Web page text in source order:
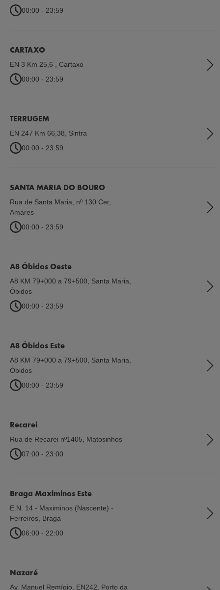
00:00 - 23:59
CARTAXO
EN 3 Km 25,6
Cartaxo
00:00 - 23:59
TERRUGEM
EN 247 Km 66,38
Sintra
00:00 - 23:59
SANTA MARIA DO BOURO
Rua de Santa Maria, nº 130 Cer,
Amares
00:00 - 23:59
A8 Óbidos Oeste
A8 KM 79+000 a 79+500, Santa Maria
Óbidos
00:00 - 23:59
A8 Óbidos Este
A8 KM 79+000 a 79+500, Santa Maria
Óbidos
00:00 - 23:59
Recarei
Rua de Recarei nº1405
Matosinhos
07:00 - 23:00
Braga Maximinos Este
E.N. 14 - Maximinos (Nascente) -
Ferreiros Braga
06:00 - 22:00
Nazaré
Av. Manuel Remígio, EN242, Porto da